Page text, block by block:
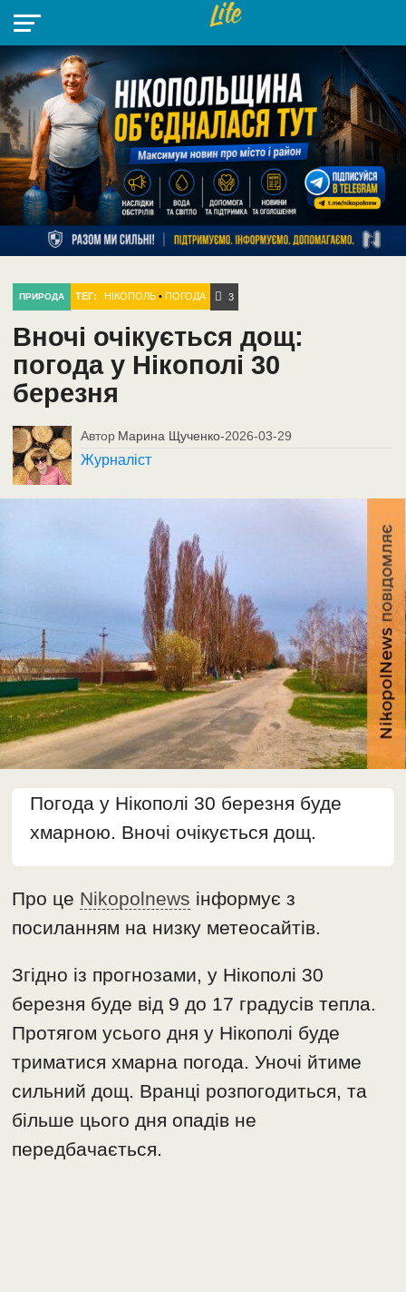
НІКОПОЛЬ
РАЙОН
СІЧЕСЛАВСЬКА
УКРАЇНА
РЕТРО
НІКОПОЛЬ
ЛАЙТ
УКРАЇНА
ДОПОМОГА
РАДІО
ПРИРОДА ТЕГ: НІКОПОЛЬ• ПОГОДА 3
Вночі очікується дощ:
погода у Нікополі 30
березня
Автор Марина Щученко-2026-03-29
Журналіст
Погода у Нікополі 30 березня буде
хмарною. Вночі очікується дощ.
Про це Nikopolnews інформує з
посиланням на низку метеосайтів.
Згідно із прогнозами, у Нікополі 30
березня буде від 9 до 17 градусів тепла.
Протягом усього дня у Нікополі буде
триматися хмарна погода. Уночі йтиме
сильний дощ. Вранці розпогодиться, та
більше цього дня опадів не
передбачається.